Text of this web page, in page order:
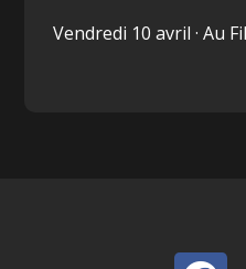
de
Vendredi 10 avril · Au